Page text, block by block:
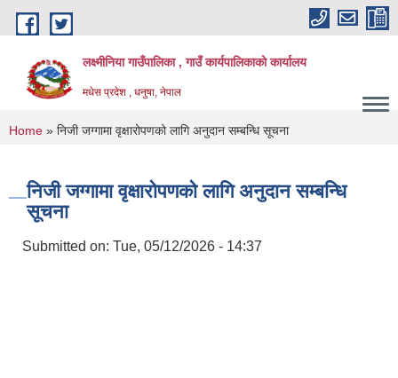
Skip to main content
लक्ष्मीनिया गाउँपालिका , गाउँ कार्यपालिकाको कार्यालय
मधेस प्रदेश , धनुषा, नेपाल
You are here
Home » निजी जग्गामा वृक्षारोपणको लागि अनुदान सम्बन्धि सूचना
निजी जग्गामा वृक्षारोपणको लागि अनुदान सम्बन्धि
सूचना
Submitted on: Tue, 05/12/2026 - 14:37